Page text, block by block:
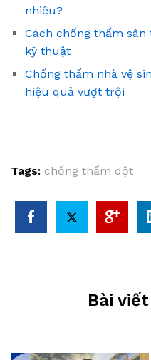
nhiêu?
Cách chống thấm
kỹ thuật
Chống thấm nhà vệ
hiệu quả vượt trội
Tags: chống thấm dột
Bài